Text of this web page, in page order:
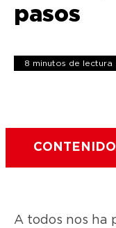
pasos
8 minutos de lectura
CONTENIDO
A todos nos ha